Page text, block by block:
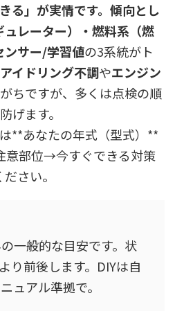
る」が実情です。傾向とし
レーター）・燃料系（燃
ンサー/学習値の3系統がト
アイドリング不調やエンジン
ちですが、多くは点検の順
げます。
**あなたの年式（型式）**
意部位→今すぐできる対策
さい。
一般的な目安です。状
り前後します。DIYは自
ュアル準拠で。